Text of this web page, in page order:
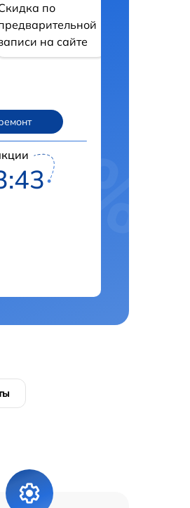
по
на сайте